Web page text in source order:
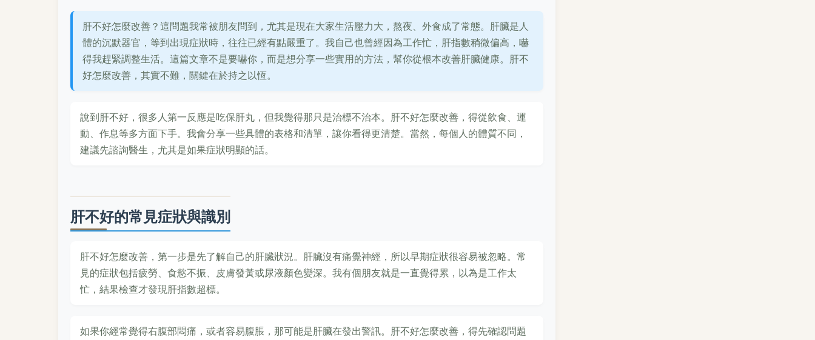
肝不好怎麼改善？這問題我常被朋友問到，尤其是現在大家生活壓力大，熬夜、外食成了常態。肝臟是人
體的沉默器官，等到出現症狀時，往往已經有點嚴重了。我自己也曾經因為工作忙，肝指數稍微偏高，嚇
得我趕緊調整生活。這篇文章不是要嚇你，而是想分享一些實用的方法，幫你從根本改善肝臟健康。肝不
好怎麼改善，其實不難，關鍵在於持之以恆。
說到肝不好，很多人第一反應是吃保肝丸，但我覺得那只是治標不治本。肝不好怎麼改善，得從飲食、運
動、作息等多方面下手。我會分享一些具體的表格和清單，讓你看得更清楚。當然，每個人的體質不同，
建議先諮詢醫生，尤其是如果症狀明顯的話。
肝不好的常見症狀與識別
肝不好怎麼改善，第一步是先了解自己的肝臟狀況。肝臟沒有痛覺神經，所以早期症狀很容易被忽略。常
見的症狀包括疲勞、食慾不振、皮膚發黃或尿液顏色變深。我有個朋友就是一直覺得累，以為是工作太
忙，結果檢查才發現肝指數超標。
如果你經常覺得右腹部悶痛，或者容易腹脹，那可能是肝臟在發出警訊。肝不好怎麼改善，得先確認問題